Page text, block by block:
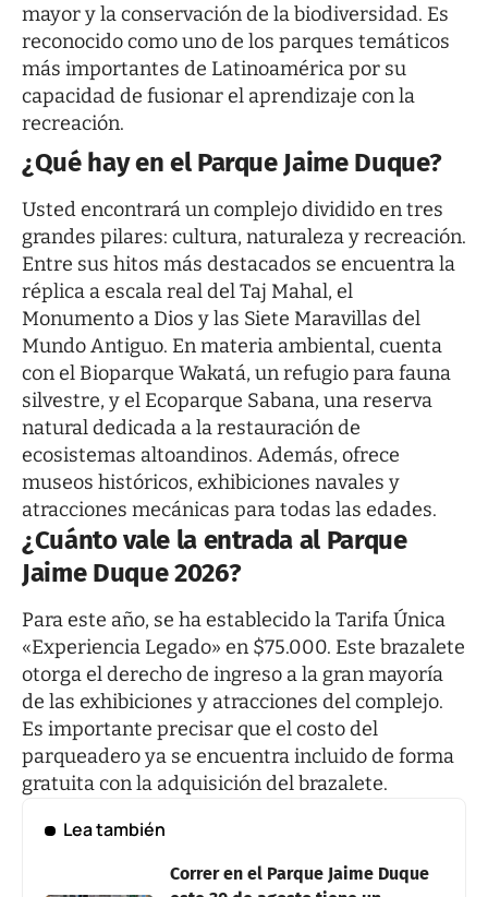
mayor y la conservación de la biodiversidad. Es
reconocido como uno de los parques temáticos
más importantes de Latinoamérica por su
capacidad de fusionar el aprendizaje con la
recreación.
¿Qué hay en el Parque Jaime Duque?
Usted encontrará un complejo dividido en tres
grandes pilares: cultura, naturaleza y recreación.
Entre sus hitos más destacados se encuentra la
réplica a escala real del Taj Mahal, el
Monumento a Dios y las Siete Maravillas del
Mundo Antiguo. En materia ambiental, cuenta
con el Bioparque Wakatá, un refugio para fauna
silvestre, y el Ecoparque Sabana, una reserva
natural dedicada a la restauración de
ecosistemas altoandinos. Además, ofrece
museos históricos, exhibiciones navales y
atracciones mecánicas para todas las edades.
¿Cuánto vale la entrada al Parque
Jaime Duque 2026?
Para este año, se ha establecido la Tarifa Única
«Experiencia Legado» en $75.000. Este brazalete
otorga el derecho de ingreso a la gran mayoría
de las exhibiciones y atracciones del complejo.
Es importante precisar que el costo del
parqueadero ya se encuentra incluido de forma
gratuita con la adquisición del brazalete.
Lea también
Correr en el Parque Jaime Duque